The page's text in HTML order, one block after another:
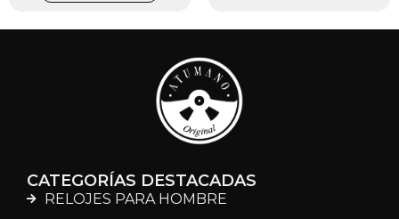
CATEGORÍAS DESTACADAS
RELOJES PARA HOMBRE